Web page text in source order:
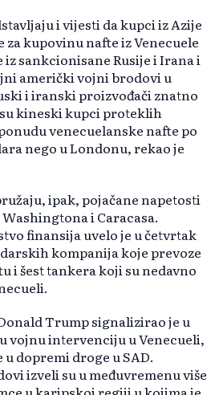
i vijesti da kupci iz Azije
za kupovinu nafte iz Venecuele
sankcionisane Rusije i Irana i
američki vojni brodovi u
i iranski proizvođači znatno
kineski kupci proteklih
venecuelanske nafte po
nego u Londonu, rekao je
ipak, pojačane napetosti
i Caracasa.
finansija uvelo je u četvrtak
kompanija koje prevoze
i šest tankera koji su nedavno
Trump signalizirao je u
vojnu intervenciju u Venecueli,
dopremi droge u SAD.
izveli su u međuvremenu više